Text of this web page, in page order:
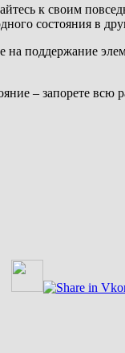
к своим
состояния в
поддержание
– запорете всю